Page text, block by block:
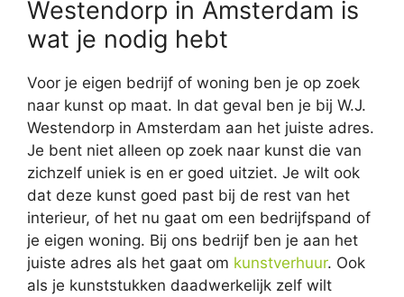
Westendorp in Amsterdam is
wat je nodig hebt
Voor je eigen bedrijf of woning ben je op zoek
naar kunst op maat. In dat geval ben je bij W.J.
Westendorp in Amsterdam aan het juiste adres.
Je bent niet alleen op zoek naar kunst die van
zichzelf uniek is en er goed uitziet. Je wilt ook
dat deze kunst goed past bij de rest van het
interieur, of het nu gaat om een bedrijfspand of
je eigen woning. Bij ons bedrijf ben je aan het
juiste adres als het gaat om kunstverhuur. Ook
als je kunststukken daadwerkelijk zelf wilt